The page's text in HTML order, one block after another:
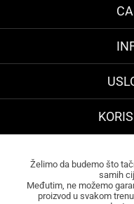
Želimo da budemo što
samih
Međutim, ne možemo
proizvod u svakom